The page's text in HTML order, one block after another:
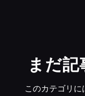
まだ
このカテゴリ